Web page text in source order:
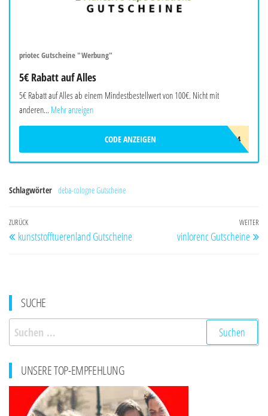
priotec Gutscheine "Werbung"
5€ Rabatt auf Alles
5€ Rabatt auf Alles ab einem Mindestbestellwert von 100€. Nicht mit
anderen... Mehr anzeigen
L9T5Y8S4
CODE ANZEIGEN
Schlagwörter deba-cologne Gutscheine
Beitragsnavigation
Vorheriger
Beitrag
ZURÜCK
kunststofftuerenland Gutscheine
WEITER
vinlorenc Gutscheine
SUCHE
Suchen
nach:
UNSERE TOP-EMPFEHLUNG